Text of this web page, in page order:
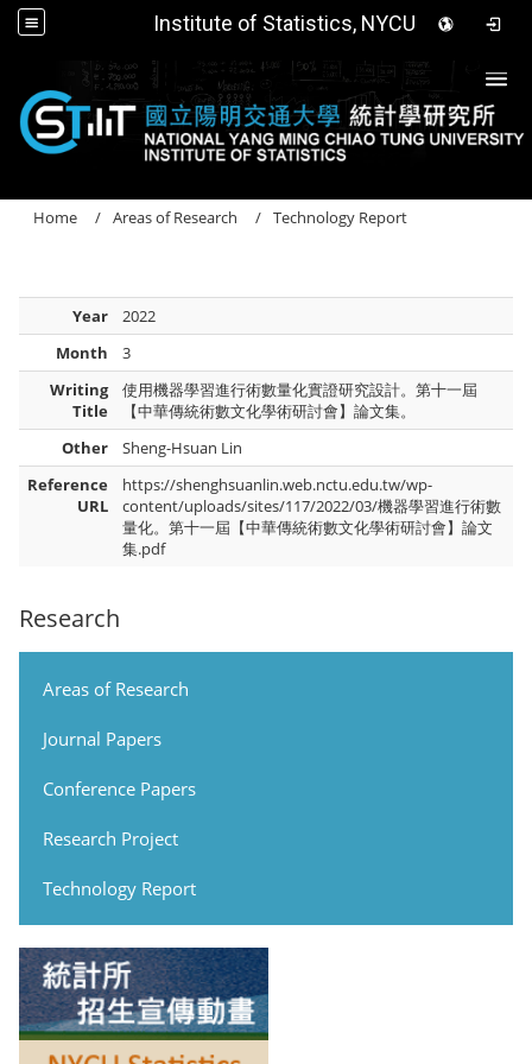
Institute of Statistics, NYCU
Research
Areas of Research
Journal Papers
Conference Papers
Research Project
Technology Report
Home Areas of Research Technology Report
Year
2022
Month
3
Writing
Title
使用機器學習進行術數量化實證研究設計。第十一屆
【中華傳統術數文化學術研討會】論文集。
Other
Sheng-Hsuan Lin
Reference
URL
https://shenghsuanlin.web.nctu.edu.tw/wp-
content/uploads/sites/117/2022/03/機器學習進行術數
量化。第十一屆【中華傳統術數文化學術研討會】論文
集.pdf